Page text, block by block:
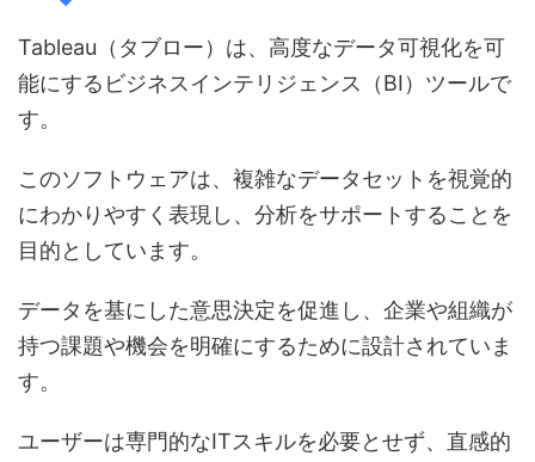
Tableau（タブロー）は、高度なデータ可視化を可
能にするビジネスインテリジェンス（BI）ツールで
す。
このソフトウェアは、複雑なデータセットを視覚的
にわかりやすく表現し、分析をサポートすることを
目的としています。
データを基にした意思決定を促進し、企業や組織が
持つ課題や機会を明確にするために設計されていま
す。
ユーザーは専門的なITスキルを必要とせず、直感的